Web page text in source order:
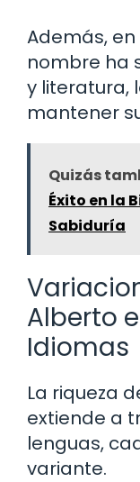
Además,
nombre ha
y literatura,
mantener
Quizás
Éxito en la
Sabiduría
Alberto
Idiomas
La riqueza
extiende a
lenguas,
variante.